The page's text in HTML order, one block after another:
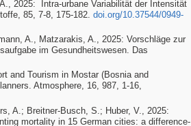
2025: Intra-urbane Variabilität der Intensität
85, 7-8, 175-182.doi.org/10.37544/0949-
A., Matzarakis, A., 2025: Vorschläge zur
im Gesundheitswesen. Das
and Tourism in Mostar (Bosnia and
. Atmosphere, 16, 987, 1-16,
A.; Breitner-Busch, S.; Huber, V., 2025:
mortality in 15 German cities: a difference-